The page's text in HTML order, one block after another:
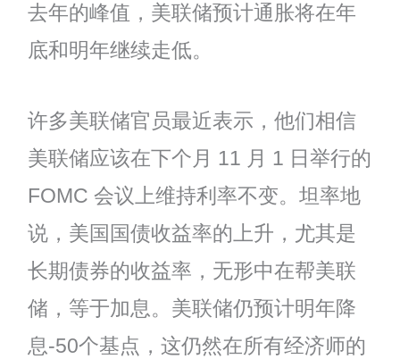
去年的峰值，美联储预计通胀将在年
底和明年继续走低。
许多美联储官员最近表示，他们相信
美联储应该在下个月 11 月 1 日举行的
FOMC 会议上维持利率不变。坦率地
说，美国国债收益率的上升，尤其是
长期债券的收益率，无形中在帮美联
储，等于加息。美联储仍预计明年降
息-50个基点，这仍然在所有经济师的